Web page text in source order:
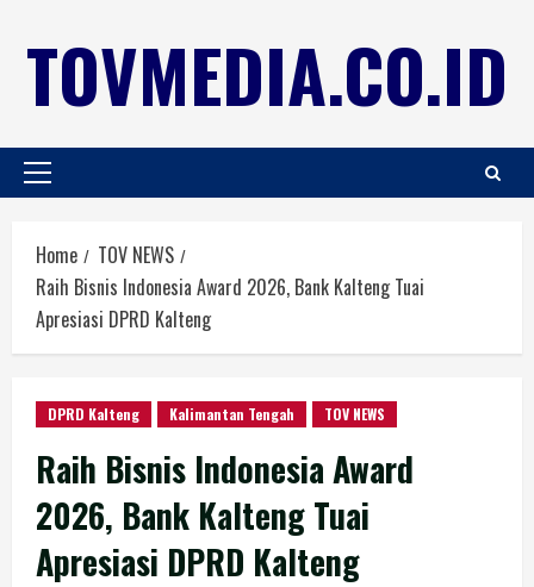
TOVMEDIA.CO.ID
Home
TOV NEWS
Raih Bisnis Indonesia Award 2026, Bank Kalteng Tuai
Apresiasi DPRD Kalteng
DPRD Kalteng Kalimantan Tengah TOV NEWS
Raih Bisnis Indonesia Award
2026, Bank Kalteng Tuai
Apresiasi DPRD Kalteng